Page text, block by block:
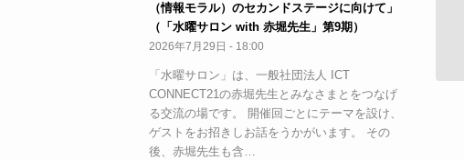
（情報モラル）のセカンドステージに向けて」
（「水曜サロン with 赤堀先生」第9期）
2026年7月29日 - 18:00
「水曜サロン」は、一般社団法人 ICT
CONNECT21の赤堀先生とみなさまとをつなげ
る交流の場です。 開催回ごとにテーマを設け、
ゲストをお招きしお話をうかがいます。 その
後、赤堀先生も含…